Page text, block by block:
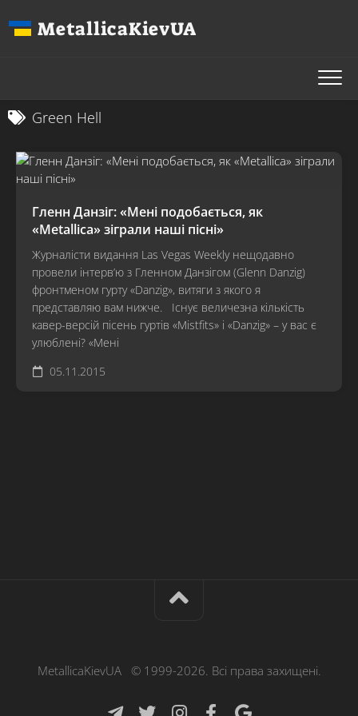
до
MetallicaKievUA
Green Hell
Гленн Данзіг: «Мені подобається, як
«Metallica» зіграли наші пісні»
Журналісти видання Las Vegas Weekly нещодавно
провели інтерв’ю з Гленном Данзігом (Glenn Danzig)
фронтменом гурту «Danzig», витяги з якого я
представляю вам нижче. Існує величезна кількість
кавер-версій пісень гуртів «Mistfits» і «Danzig» – у вас є
улюблені? «Мені
05.11.2015
MetallicaKievUA © 1999-2026. Всі права захищені.